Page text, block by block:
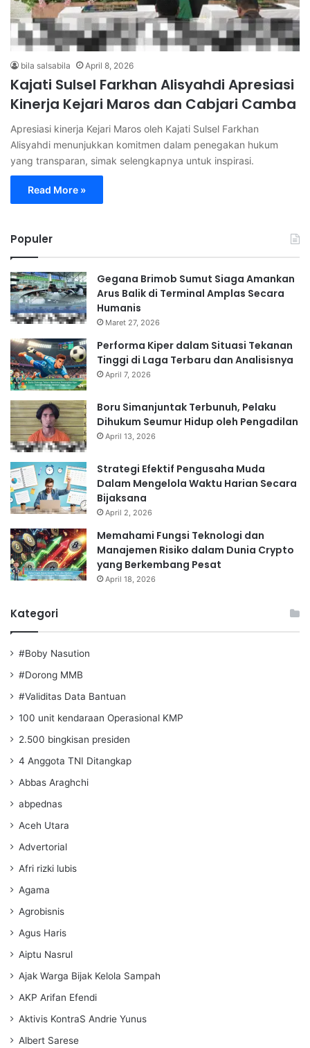
bila salsabila April 8, 2026
Kajati Sulsel Farkhan Alisyahdi Apresiasi
Kinerja Kejari Maros dan Cabjari Camba
Apresiasi kinerja Kejari Maros oleh Kajati Sulsel Farkhan
Alisyahdi menunjukkan komitmen dalam penegakan hukum
yang transparan, simak selengkapnya untuk inspirasi.
Read More »
Populer
Gegana Brimob Sumut Siaga Amankan
Arus Balik di Terminal Amplas Secara
Humanis
Maret 27, 2026
Performa Kiper dalam Situasi Tekanan
Tinggi di Laga Terbaru dan Analisisnya
April 7, 2026
Boru Simanjuntak Terbunuh, Pelaku
Dihukum Seumur Hidup oleh Pengadilan
April 13, 2026
Strategi Efektif Pengusaha Muda
Dalam Mengelola Waktu Harian Secara
Bijaksana
April 2, 2026
Memahami Fungsi Teknologi dan
Manajemen Risiko dalam Dunia Crypto
yang Berkembang Pesat
April 18, 2026
Kategori
#Boby Nasution
#Dorong MMB
#Validitas Data Bantuan
100 unit kendaraan Operasional KMP
2.500 bingkisan presiden
4 Anggota TNI Ditangkap
Abbas Araghchi
abpednas
Aceh Utara
Advertorial
Afri rizki lubis
Agama
Agrobisnis
Agus Haris
Aiptu Nasrul
Ajak Warga Bijak Kelola Sampah
AKP Arifan Efendi
Aktivis KontraS Andrie Yunus
Albert Sarese